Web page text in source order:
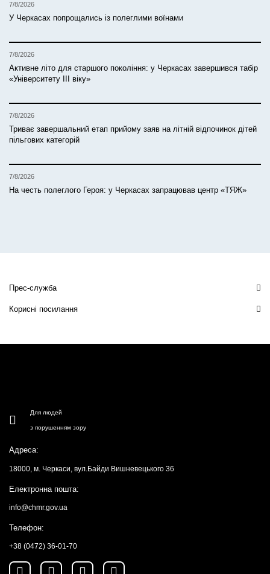
7/8/2026
У Черкасах попрощались із полеглими воїнами
7/8/2026
Активне літо для старшого покоління: у Черкасах завершився табір
«Університету ІІІ віку»
7/8/2026
Триває завершальний етап прийому заяв на літній відпочинок дітей
пільгових категорій
7/8/2026
На честь полеглого Героя: у Черкасах запрацював центр «ТЯЖ»
Прес-служба
Корисні посилання
Для людей
з порушенням зору
Адреса:
18000, м. Черкаси, вул.Байди Вишневецького 36
Електронна пошта:
info@chmr.gov.ua
Телефон:
+38 (0472) 36-01-70